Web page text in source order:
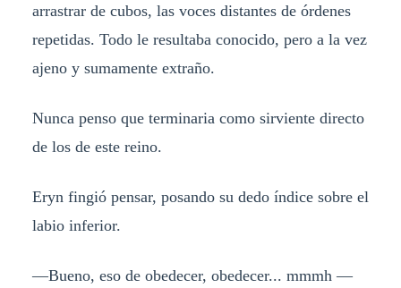
arrastrar de cubos, las voces distantes de órdenes
repetidas. Todo le resultaba conocido, pero a la vez
ajeno y sumamente extraño.
Nunca penso que terminaria como sirviente directo
de los de este reino.
Eryn fingió pensar, posando su dedo índice sobre el
labio inferior.
—Bueno, eso de obedecer, obedecer... mmmh —